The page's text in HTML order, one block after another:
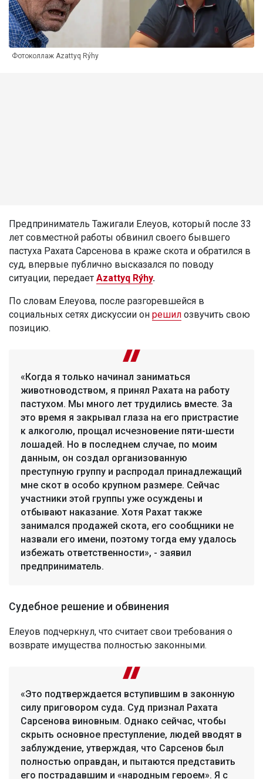
Фотоколлаж Azattyq Rýhy
Предприниматель Тажигали Елеуов, который после 33
лет совместной работы обвинил своего бывшего
пастуха Рахата Сарсенова в краже скота и обратился в
суд, впервые публично высказался по поводу
ситуации, передает Azattyq Rýhy.
По словам Елеуова, после разгоревшейся в
социальных сетях дискуссии он решил озвучить свою
позицию.
«Когда я только начинал заниматься
животноводством, я принял Рахата на работу
пастухом. Мы много лет трудились вместе. За
это время я закрывал глаза на его пристрастие
к алкоголю, прощал исчезновение пяти-шести
лошадей. Но в последнем случае, по моим
данным, он создал организованную
преступную группу и распродал принадлежащий
мне скот в особо крупном размере. Сейчас
участники этой группы уже осуждены и
отбывают наказание. Хотя Рахат также
занимался продажей скота, его сообщники не
назвали его имени, поэтому тогда ему удалось
избежать ответственности», - заявил
предприниматель.
Судебное решение и обвинения
Елеуов подчеркнул, что считает свои требования о
возврате имущества полностью законными.
«Это подтверждается вступившим в законную
силу приговором суда. Суд признал Рахата
Сарсенова виновным. Однако сейчас, чтобы
скрыть основное преступление, людей вводят в
заблуждение, утверждая, что Сарсенов был
полностью оправдан, и пытаются представить
его пострадавшим и «народным героем». Я с